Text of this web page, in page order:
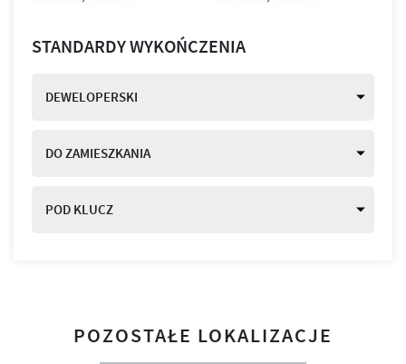
STANDARDY WYKOŃCZENIA
DEWELOPERSKI
DO ZAMIESZKANIA
POD KLUCZ
POZOSTAŁE LOKALIZACJE